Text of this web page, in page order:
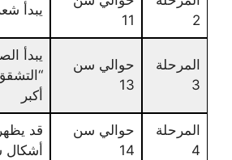
2
11
يبدأ
المرحلة
3
حوالي سن
13
يبدأ
أكبر
المرحلة
4
حوالي سن
14
قد
أشكال